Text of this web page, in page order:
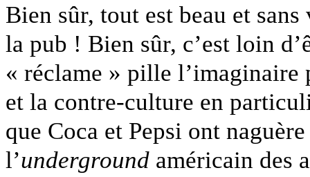
Bien sûr, tout est beau et
la pub ! Bien sûr, c’est loin
« réclame » pille
et la contre-culture en
que Coca et Pepsi ont
l’underground américain des